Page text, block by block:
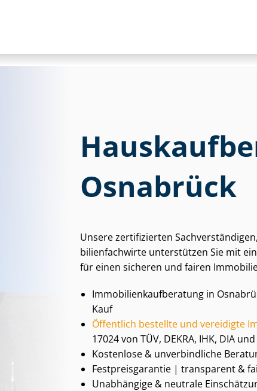
Osnabrück
Unsere zertifizierten Sach­ver­stän­di­gen,
bi­li­en­fach­wir­te unterstützen Sie mit
für einen sicheren und fairen
Im­mo­bi­li­en­kauf­be­ra­tung in
Kauf
Öffentlich bestellte und vereidigte
17024 von TÜV, DEKRA, IHK, DIA und
Kostenlose & unverbindliche
Fest­preis­ga­ran­tie | transparent &
Unabhängige & neutrale